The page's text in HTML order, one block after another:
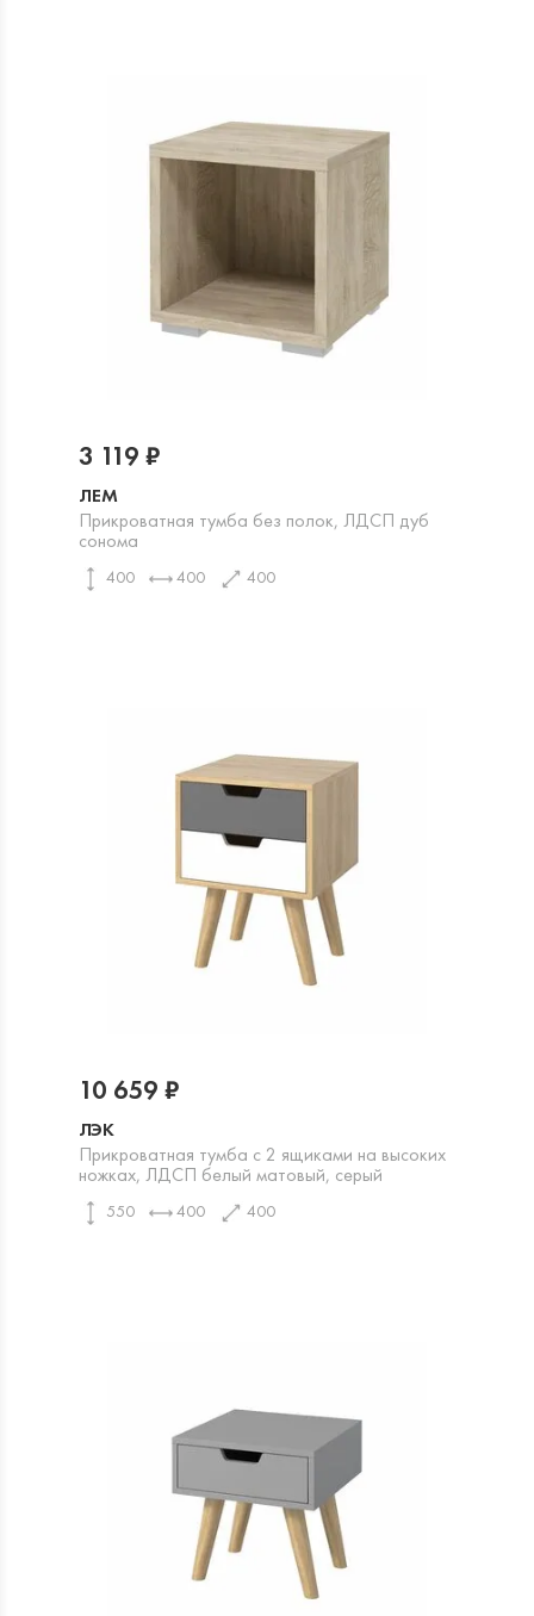
ЛЕМ
Прикроватная тумба без полок, ЛДСП дуб
сонома
400 400 400
3 119 ₽
ЛЭК
Прикроватная тумба с 2 ящиками на высоких
ножках, ЛДСП белый матовый, серый
550 400 400
10 659 ₽